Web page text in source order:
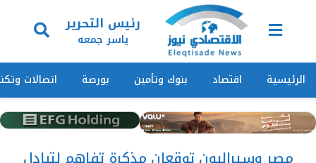
رئيس التحرير
ياسر جمعه
الرئيسية اقتصاد بنوك وتأمين بورصة اتصالات